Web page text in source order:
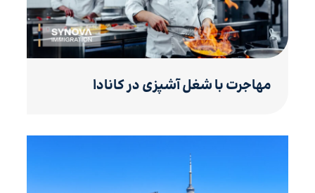
مهاجرت با شغل آشپزی در کانادا